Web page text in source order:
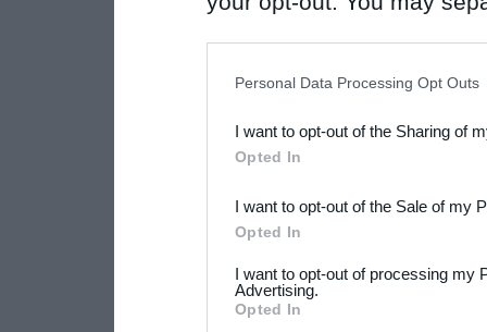
Downstream Participants
third parties.
Please note that this
not limited to your visit or
Personal Data Processing Opt Outs
I want to opt-out of the Sharing of
Opted In
I want to opt-out of the Sale of my
Opted In
I want to opt-out of processing my
Advertising.
Opted In